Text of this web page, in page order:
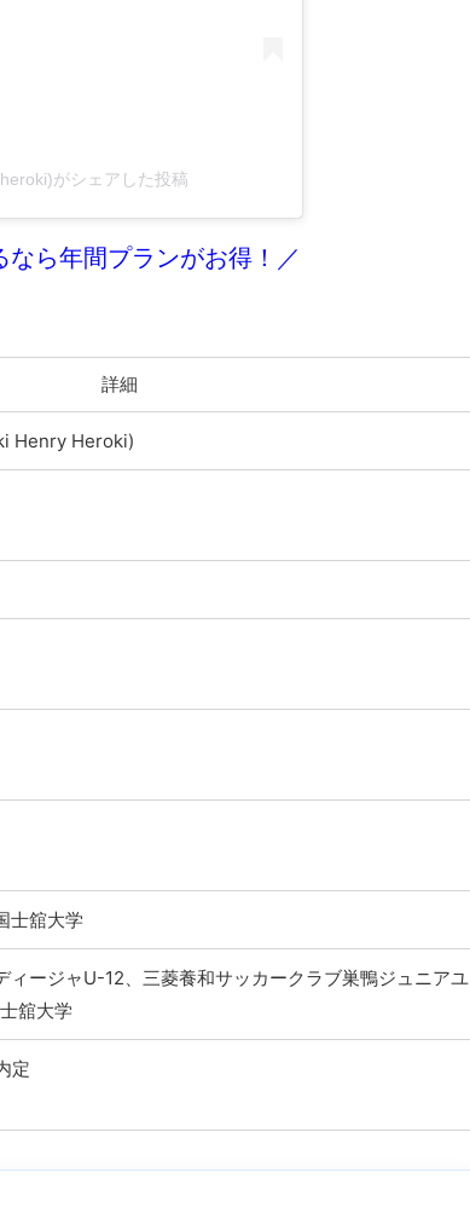
がシェアした投稿
なら年間プランがお得！／
詳細
Henry Heroki)
士舘大学
ィージャU-12、三菱養和サッカークラブ巣鴨ジュニアユ
舘大学
定